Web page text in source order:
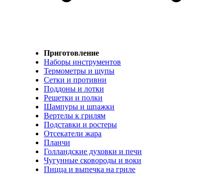
Приготовление
Наборы инструментов
Термометры и щупы
Сетки и противни
Поддоны и лотки
Решетки и полки
Шампуры и шпажки
Вертелы к грилям
Подставки и ростеры
Отсекатели жара
Планчи
Голландские духовки и печи
Чугунные сковороды и воки
Пицца и выпечка на гриле